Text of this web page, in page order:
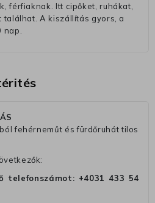
férfiaknak. Itt cipőket, ruhákat,
A kiszállítás gyors, a
fehérneműt és fürdőruhát tilos
telefonszámot: +4031 433 54